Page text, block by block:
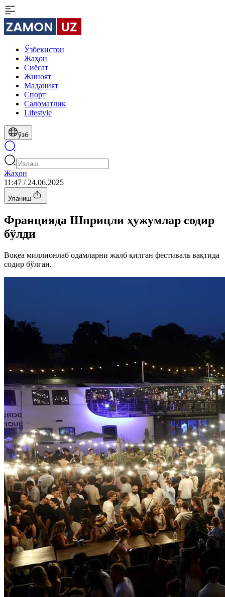
Ўзбекистон
Жаҳон
Сиёсат
Жиноят
Маданият
Спорт
Cаломатлик
Lifestyle
ўзб
Жаҳон
11:47 / 24.06.2025
Уланиш
Францияда Шприцли ҳужумлар содир
бўлди
Воқеа миллионлаб одамларни жалб қилган фестиваль вақтида
содир бўлган.